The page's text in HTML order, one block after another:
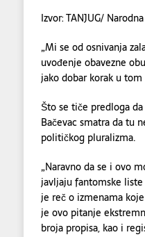
Izvor: TANJUG/
„Mi se od osnivanja
uvođenje obavezne
jako dobar korak u
Što se tiče predloga
Bačevac smatra da tu
političkog pluralizma.
„Naravno da se i ovo
javljaju fantomske
je reč o izmenama
je ovo pitanje
broja propisa, kao i